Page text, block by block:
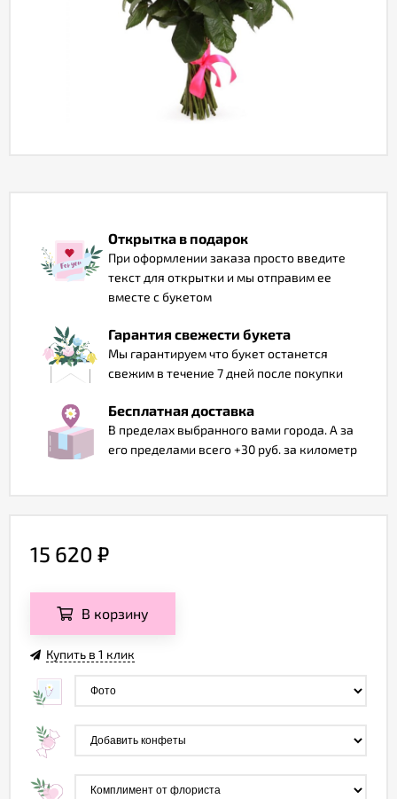
Открытка в подарок
При оформлении заказа просто введите
текст для открытки и мы отправим ее
вместе с букетом
Гарантия свежести букета
Мы гарантируем что букет останется
свежим в течение 7 дней после покупки
Бесплатная доставка
В пределах выбранного вами города. А за
его пределами всего +30 руб. за километр
15 620 ₽
В корзину
Купить в 1 клик